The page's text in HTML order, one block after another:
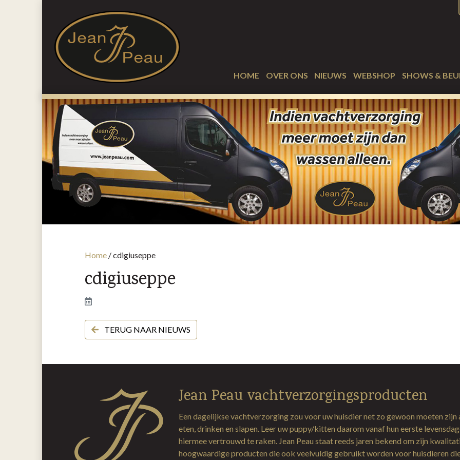
HOME OVER ONS NIEUWS WEBSHOP SHOWS &
Home /cdigiuseppe
cdigiuseppe
TERUG NAAR NIEUWS
Jean Peau vachtverzorgingsproducten
Een dagelijkse vachtverzorging zou voor uw huisdier net zo gewoon moeten zijn
eten, drinken en slapen. Leer uw puppy/kitten daarom vanaf hun eerste
hiermee vertrouwd te raken. Jean Peau staat reeds jaren bekend om zijn
hoogwaardige producten die ook veelvuldig gebruikt worden voor huisdieren